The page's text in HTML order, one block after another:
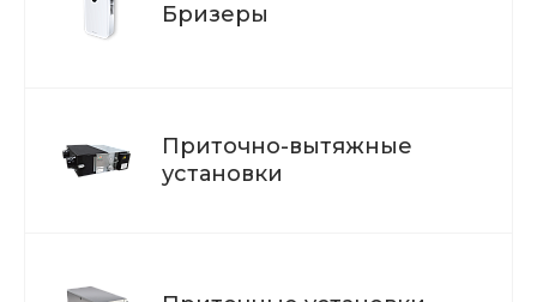
Бризеры
Приточно-вытяжные
установки